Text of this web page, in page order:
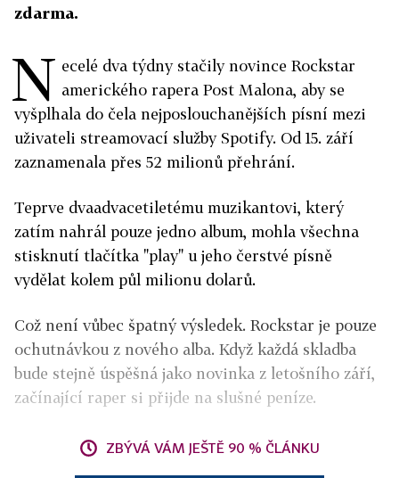
zdarma.
N ecelé dva týdny stačily novince Rockstar
amerického rapera Post Malona, aby se
vyšplhala do čela nejposlouchanějších písní mezi
uživateli streamovací služby Spotify. Od 15. září
zaznamenala přes 52 milionů přehrání.
Teprve dvaadvacetiletému muzikantovi, který
zatím nahrál pouze jedno album, mohla všechna
stisknutí tlačítka "play" u jeho čerstvé písně
vydělat kolem půl milionu dolarů.
Což není vůbec špatný výsledek. Rockstar je pouze
ochutnávkou z nového alba. Když každá skladba
bude stejně úspěšná jako novinka z letošního září,
začínající raper si přijde na slušné peníze.
ZBÝVÁ VÁM JEŠTĚ 90 % ČLÁNKU